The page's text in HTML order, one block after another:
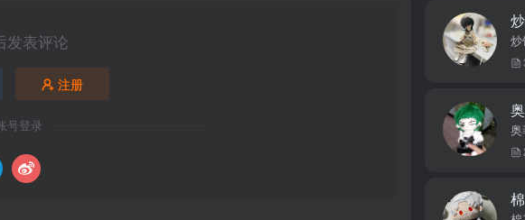
发表评论
注册
号登录
炒
奥